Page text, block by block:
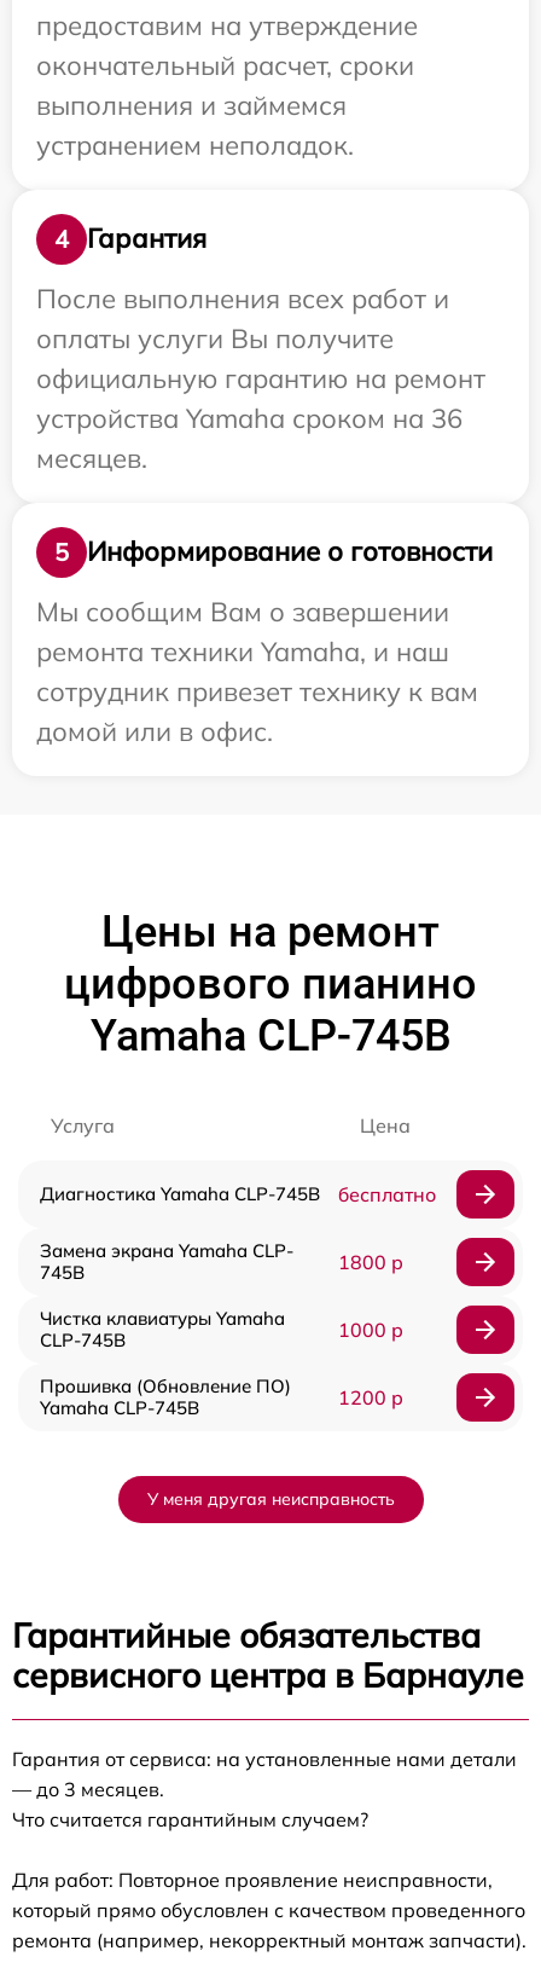
предоставим на утверждение
окончательный расчет, сроки
выполнения и займемся
устранением неполадок.
4
Гарантия
После выполнения всех работ и
оплаты услуги Вы получите
официальную гарантию на ремонт
устройства Yamaha сроком на 36
месяцев.
5
Информирование о готовности
Мы сообщим Вам о завершении
ремонта техники Yamaha, и наш
сотрудник привезет технику к вам
домой или в офис.
Цены на ремонт
цифрового пианино
Yamaha CLP-745B
Услуга Цена
Диагностика Yamaha CLP-745B бесплатно
Замена экрана Yamaha CLP-
745B
1800 р
Чистка клавиатуры Yamaha
CLP-745B
1000 р
Прошивка (Обновление ПО)
Yamaha CLP-745B
1200 р
У меня другая неисправность
Гарантийные обязательства
сервисного центра в Барнауле
Гарантия от сервиса: на установленные нами детали
— до 3 месяцев.
Что считается гарантийным случаем?
Для работ: Повторное проявление неисправности,
который прямо обусловлен с качеством проведенного
ремонта (например, некорректный монтаж запчасти).